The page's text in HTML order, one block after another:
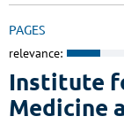
PAGES
relevance:
Institute
Medicine